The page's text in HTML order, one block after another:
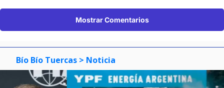
Mostrar Comentarios
Bío Bío Tuercas > Noticia